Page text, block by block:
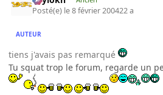
Posté(e) le 8 février 200422 a
AUTEUR
tiens j'avais pas remarqué
Tu squat trop le forum, regarde un